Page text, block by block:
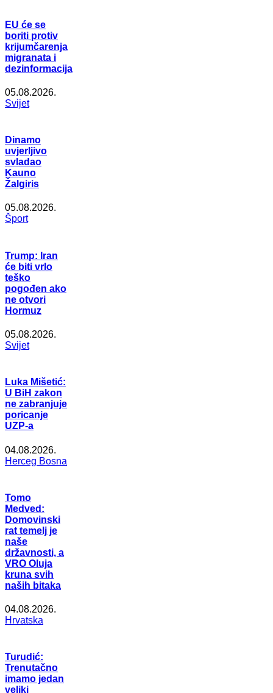
EU će se
boriti protiv
krijumčarenja
migranata i
dezinformacija
05.08.2026.
Svijet
Dinamo
uvjerljivo
svladao
Kauno
Žalgiris
05.08.2026.
Šport
Trump: Iran
će biti vrlo
teško
pogođen ako
ne otvori
Hormuz
05.08.2026.
Svijet
Luka Mišetić:
U BiH zakon
ne zabranjuje
poricanje
UZP-a
04.08.2026.
Herceg Bosna
Tomo
Medved:
Domovinski
rat temelj je
naše
državnosti, a
VRO Oluja
kruna svih
naših bitaka
04.08.2026.
Hrvatska
Turudić:
Trenutačno
imamo jedan
veliki